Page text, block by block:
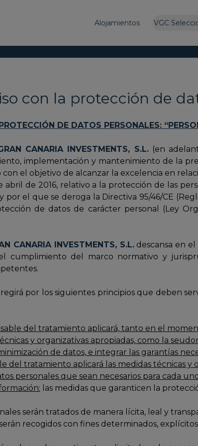
VGC
Alojamientos
con la protección de
DE DATOS PERSONALES:
CANARIA INVESTMENTS, S.L.(en
implementación y mantenimiento de la
el objetivo de alcanzar la excelencia en
de 2016, relativo a la protección de las
el que se deroga la Directiva 95/46/CE
de datos de carácter personal (Ley
CANARIA INVESTMENTS, S.L.descansa en el
cumplimiento del marco normativo y
por los siguientes principios que deben
del tratamiento aplicará, tanto en el
y organizativas apropiadas, como la
de datos, e integrar las garantías
del tratamiento aplicará las medidas técnicas y
personales que sean necesarios para cada
las medidas que garanticen la
serán tratados de manera lícita, leal y
recogidos con fines determinados,